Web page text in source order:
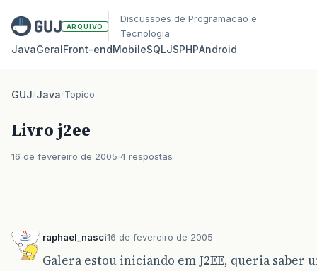
ARQUIVO
Discussoes de Programacao e
Tecnologia
JavaGeralFront‑endMobileSQLJSPHPAndroid
GUJ/Java/Topico
Livro j2ee
16 de fevereiro de 2005 4 respostas
raphael_nasci16 de fevereiro de 2005
Galera estou iniciando em J2EE, queria saber